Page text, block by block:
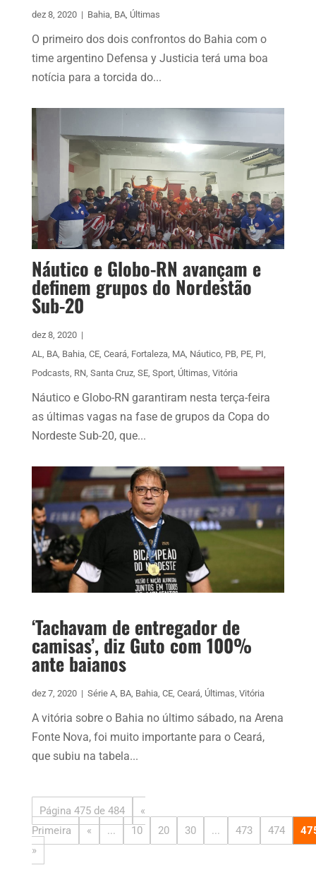
dez 8, 2020 | Bahia, BA, Últimas
O primeiro dos dois confrontos do Bahia com o
time argentino Defensa y Justicia terá uma boa
notícia para a torcida do...
Náutico e Globo-RN avançam e
definem grupos do Nordestão
Sub-20
dez 8, 2020 |
AL, BA, Bahia, CE, Ceará, Fortaleza, MA, Náutico, PB, PE, PI,
Podcasts, RN, Santa Cruz, SE, Sport, Últimas, Vitória
Náutico e Globo-RN garantiram nesta terça-feira
as últimas vagas na fase de grupos da Copa do
Nordeste Sub-20, que...
‘Tachavam de entregador de
camisas’, diz Guto com 100%
ante baianos
dez 7, 2020 | Série A, BA, Bahia, CE, Ceará, Últimas, Vitória
A vitória sobre o Bahia no último sábado, na Arena
Fonte Nova, foi muito importante para o Ceará,
que subiu na tabela...
Página 475 de 484
«
Primeira
« ... 10 20 30 ... 473 474
»